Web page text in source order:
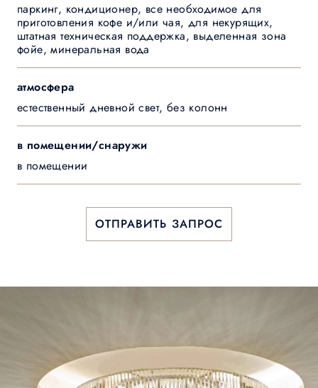
паркинг, кондиционер, все необходимое для
приготовления кофе и/или чая, для некурящих,
штатная техническая поддержка, выделенная зона
фойе, минеральная вода
атмосфера
естественный дневной свет, без колонн
в помещении/снаружи
в помещении
ОТПРАВИТЬ ЗАПРОС